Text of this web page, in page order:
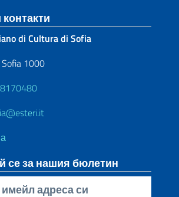
footer
di Cultura di Sofia
1000
се за нашия бюлетин